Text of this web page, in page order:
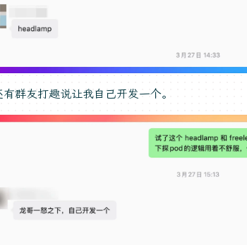
群友打趣说让我自己开发一个。